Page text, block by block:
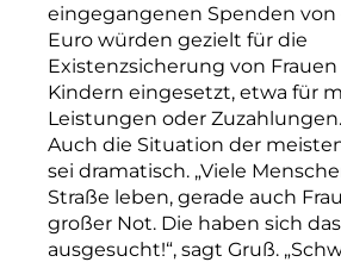
eingegangenen Spenden von
Euro würden gezielt für die
Existenzsicherung von
Kindern eingesetzt, etwa für
Leistungen oder Zuzahlungen.
Auch die Situation der
sei dramatisch. „Viele
Straße leben, gerade auch
großer Not. Die haben sich
ausgesucht!“, sagt Gruß.